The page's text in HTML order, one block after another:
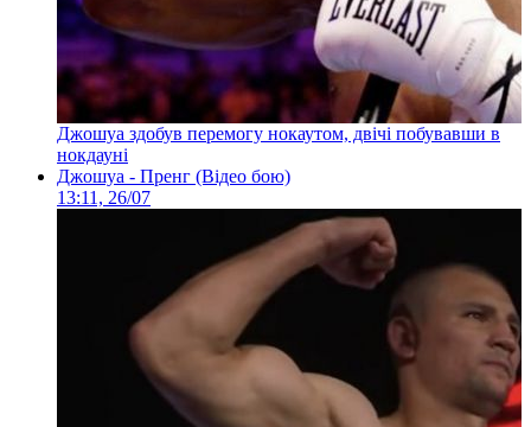
Джошуа здобув перемогу нокаутом, двічі побувавши в
нокдауні
Джошуа - Пренг (Відео бою)
13:11, 26/07